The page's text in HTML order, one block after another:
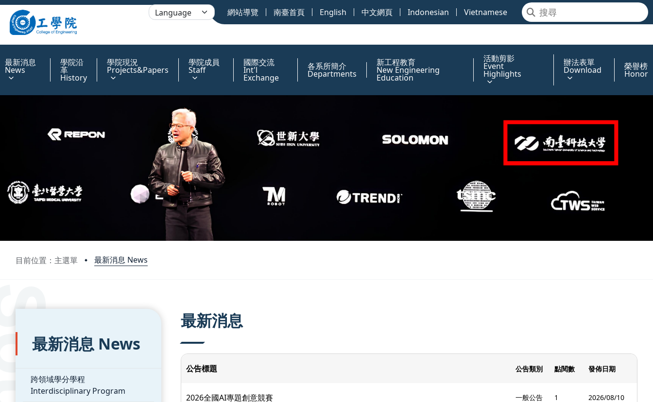
網站導覽 南臺首頁 English 中文網頁 Indonesian Vietnamese
最新消息
News
學院沿
革
History
學院現況
Projects&Papers
學院成員
Staff
國際交流
Int'l
Exchange
各系所簡介
Departments
新工程教育
New Engineering
Education
活動剪影
Event
Highlights
辦法表單
Download 榮譽榜
Honor
目前位置：主選單 最新消息 News
:::
最新消息 News
跨領域學分學程
Interdisciplinary Program
最新消息
公告標題 公告類別 點閱數 發佈日期
2026全國AI專題創意競賽 一般公告 1 2026/08/10